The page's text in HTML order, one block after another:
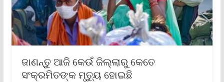
ଜାଣନ୍ତୁ ଆଜି କେଉଁ ଜିଲ୍ଲାରୁ କେତେ
ସଂକ୍ରମିତଙ୍କ ମୃତ୍ୟୁ ହୋଇଛି